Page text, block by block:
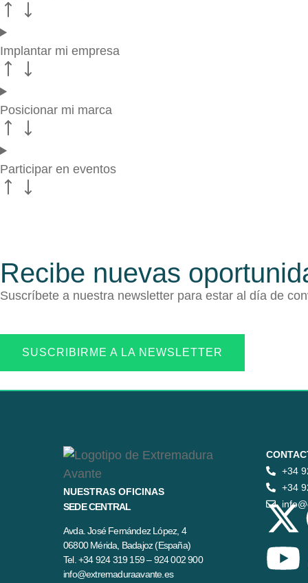
Implantar mi empresa
Posicionar mi marca
Participar en eventos
Recibe nuevas
Suscríbete a nuestra newsletter para estar al día de
SUSCRIBIRME A LA NEWSLETTER
NUESTRAS OFICINAS
SEDE CENTRAL
Avda. José Fernández López, 4
06800 Mérida, Badajoz (España)
Tel. +34 924 319 159 – 924 002 900
info@extremaduraavante.es
+34
+34